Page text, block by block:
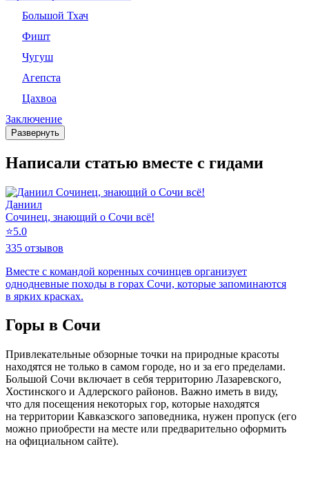
Большой Тхач
Фишт
Чугуш
Агепста
Цахвоа
Заключение
Развернуть
Написали статью вместе с гидами
Даниил
Сочинец, знающий о Сочи всё!
⭐5.0
335 отзывов
Вместе с командой коренных сочинцев организует
однодневные походы в горах Сочи, которые запоминаются
в ярких красках.
Горы в Сочи
Привлекательные обзорные точки на природные красоты
находятся не только в самом городе, но и за его пределами.
Большой Сочи включает в себя территорию Лазаревского,
Хостинского и Адлерского районов. Важно иметь в виду,
что для посещения некоторых гор, которые находятся
на территории Кавказского заповедника, нужен пропуск (его
можно приобрести на месте или предварительно оформить
на официальном сайте).